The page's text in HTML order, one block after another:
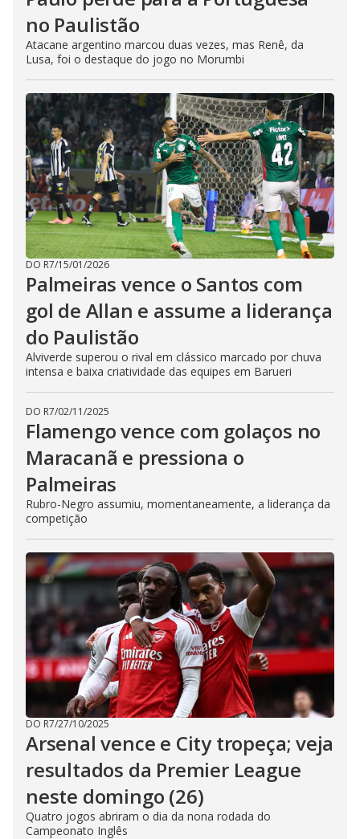
no Paulistão
Atacane argentino marcou duas vezes, mas Renê, da
Lusa, foi o destaque do jogo no Morumbi
DO R7/15/01/2026
Palmeiras vence o Santos com
gol de Allan e assume a liderança
do Paulistão
Alviverde superou o rival em clássico marcado por chuva
intensa e baixa criatividade das equipes em Barueri
DO R7/02/11/2025
Flamengo vence com golaços no
Maracanã e pressiona o
Palmeiras
Rubro-Negro assumiu, momentaneamente, a liderança da
competição
DO R7/27/10/2025
Arsenal vence e City tropeça; veja
resultados da Premier League
neste domingo (26)
Quatro jogos abriram o dia da nona rodada do
Campeonato Inglês